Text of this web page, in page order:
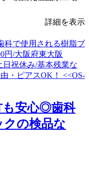
詳細を表示
も安心◎歯科
クの検品な